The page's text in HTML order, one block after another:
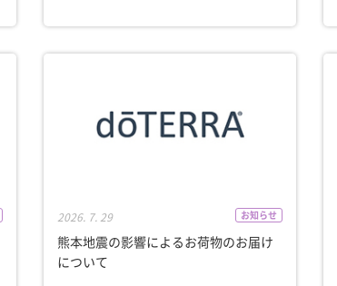
2026. 7. 29 お知らせ
熊本地震の影響によるお荷物のお届け
について